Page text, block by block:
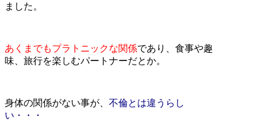
ました。
あくまでもプラトニックな関係であり、食事や趣
味、旅行を楽しむパートナーだとか。
身体の関係がない事が、 不倫とは違うらし
い・・・